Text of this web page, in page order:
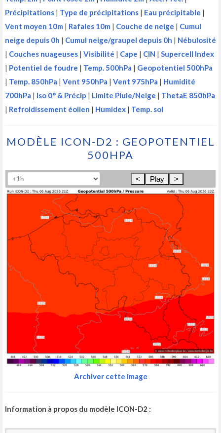
Précipitations | Type de précipitations | Eau précipitable |
Vent moyen 10m | Rafales 10m | Couche de neige | Cumul
neige depuis 0h | Cumul neige/graupel depuis 0h | Nébulosité
| Couches nuageuses | Visibilité | Cape | CIN | Supercell Index
| Potentiel de foudre | Temp. 500hPa | Geopotentiel 500hPa
| Temp. 850hPa | Vent 950hPa | Vent 975hPa | Humidité
700hPa | Iso 0° & Précip | Limite Pluie/Neige | ThetaE 850hPa
| Refroidissement éolien | Humidex | Temp. sol
MODÈLE ICON-D2 : GEOPOTENTIEL
500HPA
< Play >
Archiver cette image
Information à propos du modèle ICON-D2 :